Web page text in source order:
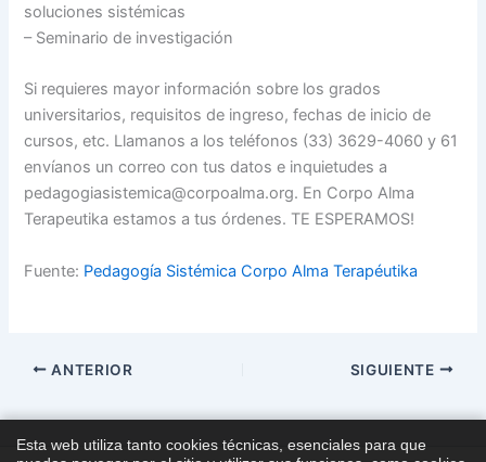
soluciones sistémicas
– Seminario de investigación
Si requieres mayor información sobre los grados
universitarios, requisitos de ingreso, fechas de inicio de
cursos, etc. Llamanos a los teléfonos (33) 3629-4060 y 61
envíanos un correo con tus datos e inquietudes a
pedagogiasistemica@corpoalma.org. En Corpo Alma
Terapeutika estamos a tus órdenes. TE ESPERAMOS!
Fuente: Pedagogía Sistémica Corpo Alma Terapéutika
ANTERIOR SIGUIENTE
Esta web utiliza tanto cookies técnicas, esenciales para que